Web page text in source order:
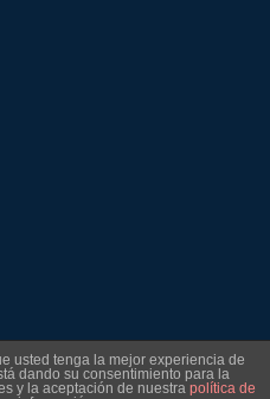
usted tenga la mejor experiencia de
dando su consentimiento para la
y la aceptación de nuestra política de